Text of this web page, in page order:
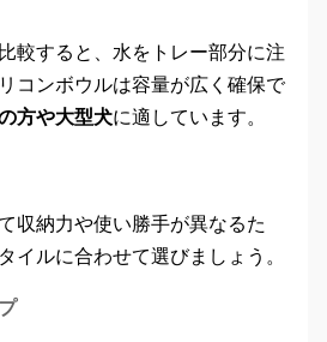
較すると、水をトレー部分に注
コンボウルは容量が広く確保で
方や大型犬に適しています。
収納力や使い勝手が異なるた
イルに合わせて選びましょう。